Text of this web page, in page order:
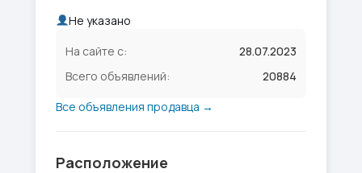
Не указано
На сайте с:
28.07.2023
Всего объявлений:
20884
Все объявления продавца →
Расположение